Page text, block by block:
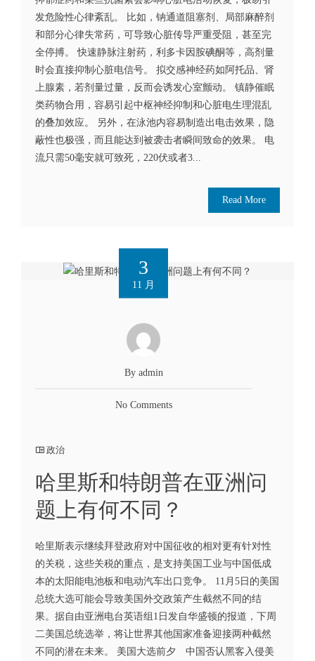
发危险性心律紊乱。 比如，钠通道阻塞剂、局部麻醉剂
和部分心律失常药，可导致心脏传导严重受阻，甚至完
全停搏。 快速静脉注射药，利多卡因胺碘酮等，高剂量
时会直接抑制心脏电信号。 拟交感神经药如阿托品、肾
上腺素，若剂量过量，反而会诱发心室颤动。 镇静催眠
类药物合用，容易引起中枢神经抑制和心脏电生理混乱
的叠加效应。 另外，在泳池内容易制造出电击效果，隐
蔽性也极强，而且能达到被袭击者瞬间致命的效果。 电
流只需50毫安就可致死，220伏或者3...
Read More
3
11 月
By admin
No Comments
政治
哈里斯和特朗普在亚洲问
题上有何不同？
哈里斯表示继续拜登政府对中国征收的相对更有针对性
的关税，这些关税的重点，是支持美国工业与中国低成
本的太阳能电池板和电动汽车出口竞争。 11月5日的美国
总统大选可能会导致美国外交政策产生截然不同的结
果。据自由亚洲电台英语组1日发自华盛顿的报道，下周
二美国总统选举，将让世界其他国家准备迎接两种截然
不同的潜在未来。 美国大选前夕 中国否认黑客入侵美